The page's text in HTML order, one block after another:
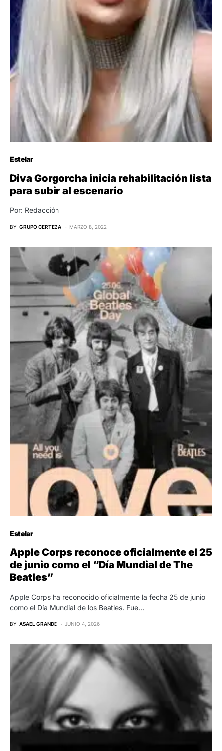
Estelar
Diva Gorgorcha inicia rehabilitación lista
para subir al escenario
Por: Redacción
BY GRUPO CERTEZA MARZO 8, 2022
Estelar
Apple Corps reconoce oficialmente el 25
de junio como el “Día Mundial de The
Beatles”
Apple Corps ha reconocido oficialmente la fecha 25 de junio
como el Día Mundial de los Beatles. Fue…
BY ASAEL GRANDE JUNIO 4, 2026